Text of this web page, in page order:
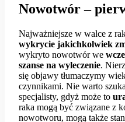
Nowotwór –
Najważniejsze w walce z
wykrycie jakichkolwiek
wykryto nowotwór we
szanse na wyleczenie.
się objawy tłumaczymy
czynnikami. Nie warto
specjalisty, gdyż może to
raka mogą być związane z
nowotworu, mogą także